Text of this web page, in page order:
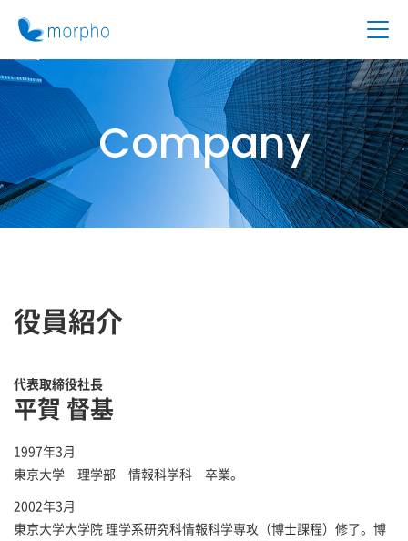
Company
役員紹介
代表取締役社長
平賀 督基
1997年3月
東京大学 理学部 情報科学科 卒業。
2002年3月
東京大学大学院 理学系研究科情報科学専攻（博士課程）修了。博